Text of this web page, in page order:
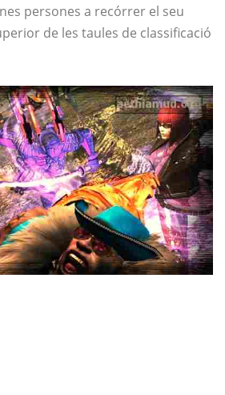
persones a recórrer el seu
de les taules de classificació